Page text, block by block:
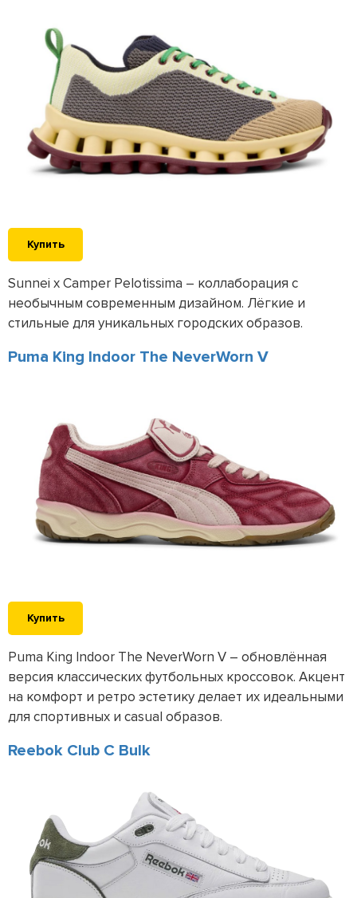
Купить
Sunnei x Camper Pelotissima – коллаборация с
необычным современным дизайном. Лёгкие и
стильные для уникальных городских образов.
Puma King Indoor The NeverWorn V
Купить
Puma King Indoor The NeverWorn V – обновлённая
версия классических футбольных кроссовок. Акцент
на комфорт и ретро эстетику делает их идеальными
для спортивных и casual образов.
Reebok Club C Bulk